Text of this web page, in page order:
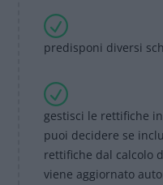
predisponi diversi
gestisci le rettifiche
puoi decidere se
rettifiche dal calcolo
viene aggiornato